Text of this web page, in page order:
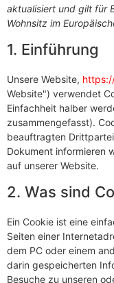
aktualisiert und gilt für
Wohnsitz im
1. Einführung
Unsere Website,
Website") verwendet
Einfachheit halber
zusammengefasst).
beauftragten
Dokument informieren
auf unserer Website.
2. Was sind
Ein Cookie ist eine
Seiten einer
dem PC oder einem
darin gespeicherten
Besuche zu unseren